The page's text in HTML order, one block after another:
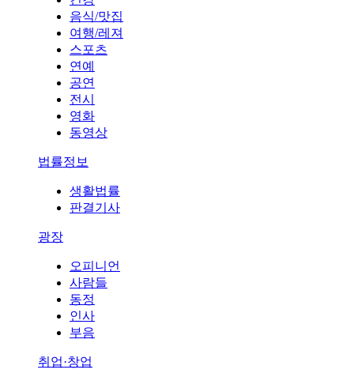
음식/맛집
여행/레져
스포츠
연예
공연
전시
영화
동영상
법률정보
생활법률
판결기사
광장
오피니언
사람들
동정
인사
부음
취업·창업